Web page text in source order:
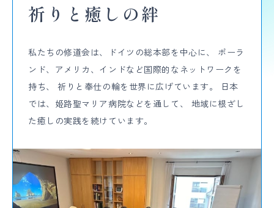
祈りと癒しの絆
私たちの修道会は、ドイツの総本部を中心に、 ポーラ
ンド、アメリカ、インドなど国際的なネットワークを
持ち、祈りと奉仕の輪を世界に広げています。
日本
では、姫路聖マリア病院などを通して、 地域に根ざし
た癒しの実践を続けています。